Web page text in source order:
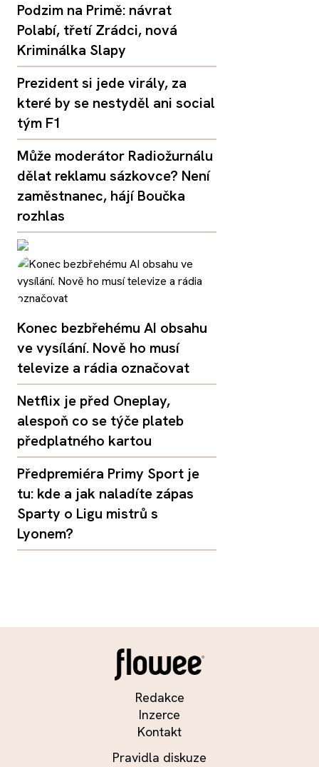
Podzim na Primě: návrat
Polabí, třetí Zrádci, nová
Kriminálka Slapy
Prezident si jede virály, za
které by se nestyděl ani social
tým F1
Může moderátor Radiožurnálu
dělat reklamu sázkovce? Není
zaměstnanec, hájí Boučka
rozhlas
Konec bezbřehému AI obsahu
ve vysílání. Nově ho musí
televize a rádia označovat
Netflix je před Oneplay,
alespoň co se týče plateb
předplatného kartou
Předpremiéra Primy Sport je
tu: kde a jak naladíte zápas
Sparty o Ligu mistrů s
Lyonem?
Redakce
Inzerce
Kontakt
Pravidla diskuze